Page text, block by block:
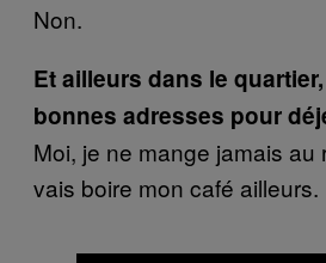
Non.
Et ailleurs dans le
bonnes adresses pour
Moi, je ne mange jamais au
vais boire mon café ailleurs.